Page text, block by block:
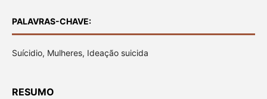
PALAVRAS-CHAVE:
Suícidio, Mulheres, Ideação suicida
RESUMO